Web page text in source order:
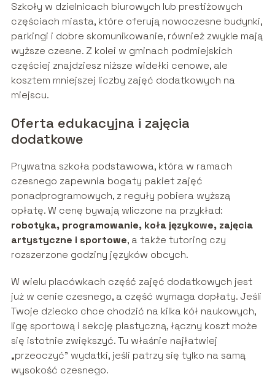
Szkoły w dzielnicach biurowych lub prestiżowych
częściach miasta, które oferują nowoczesne budynki,
parkingi i dobre skomunikowanie, również zwykle mają
wyższe czesne. Z kolei w gminach podmiejskich
częściej znajdziesz niższe widełki cenowe, ale
kosztem mniejszej liczby zajęć dodatkowych na
miejscu.
Oferta edukacyjna i zajęcia
dodatkowe
Prywatna szkoła podstawowa, która w ramach
czesnego zapewnia bogaty pakiet zajęć
ponadprogramowych, z reguły pobiera wyższą
opłatę. W cenę bywają wliczone na przykład:
robotyka, programowanie, koła językowe, zajęcia
artystyczne i sportowe, a także tutoring czy
rozszerzone godziny języków obcych.
W wielu placówkach część zajęć dodatkowych jest
już w cenie czesnego, a część wymaga dopłaty. Jeśli
Twoje dziecko chce chodzić na kilka kół naukowych,
ligę sportową i sekcję plastyczną, łączny koszt może
się istotnie zwiększyć. Tu właśnie najłatwiej
„przeoczyć” wydatki, jeśli patrzy się tylko na samą
wysokość czesnego.